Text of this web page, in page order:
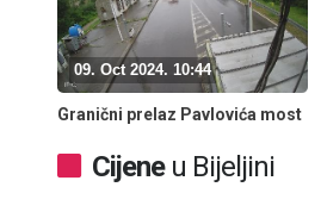
09. Oct 2024. 10:44
Granični prelaz Pavlovića most
Cijeneu Bijeljini